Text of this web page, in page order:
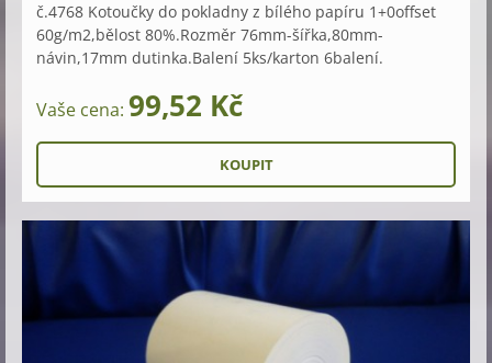
č.4768 Kotoučky do pokladny z bílého papíru 1+0offset
60g/m2,bělost 80%.Rozměr 76mm-šířka,80mm-
návin,17mm dutinka.Balení 5ks/karton 6balení.
Vaše cena: 99,52 Kč